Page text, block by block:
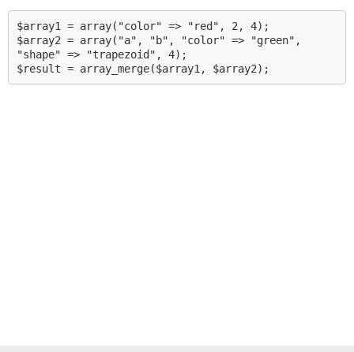
$array1 = array("color" => "red", 2, 4);
$array2 = array("a", "b", "color" => "green",
"shape" => "trapezoid", 4);
$result = array_merge($array1, $array2);